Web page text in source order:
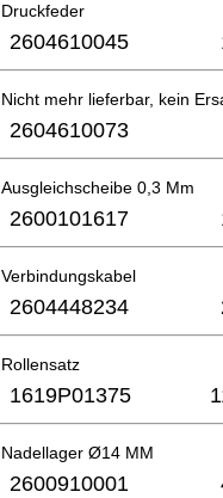
Druckfeder
2604610045
Nicht mehr lieferbar, kein
2604610073
Ausgleichscheibe 0,3 Mm
2600101617
Verbindungskabel
2604448234
Rollensatz
1619P01375
Nadellager Ø14 MM
2600910001